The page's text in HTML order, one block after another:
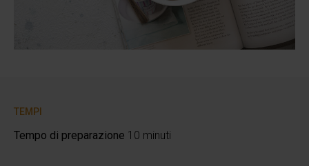
TEMPI
Tempo di preparazione 10 minuti